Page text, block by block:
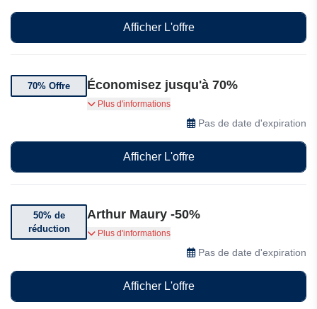
Afficher L'offre
70% Offre Économisez jusqu'à 70%
Bénéficiez jusqu'à 70% de réduction sur Arthur
Plus d'informations
Pas de date d'expiration
Afficher L'offre
50% de
réduction
Arthur Maury -50%
Jusqu'à -50% sur une sélection d'articles
Plus d'informations
Pas de date d'expiration
Afficher L'offre